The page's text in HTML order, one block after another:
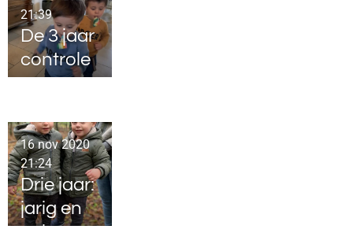
De 3 jaar
controle
21:39
Drie jaar:
jarig en
geboren
16 nov 2020
21:24